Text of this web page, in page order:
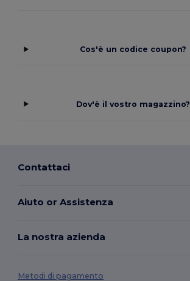
Cos'è un codice coupon?
Dov'è il vostro magazzino?
Contattaci
Aiuto or Assistenza
La nostra azienda
Metodi di pagamento